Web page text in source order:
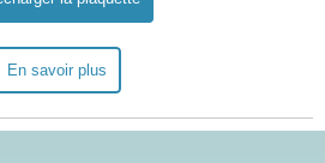
En savoir plus